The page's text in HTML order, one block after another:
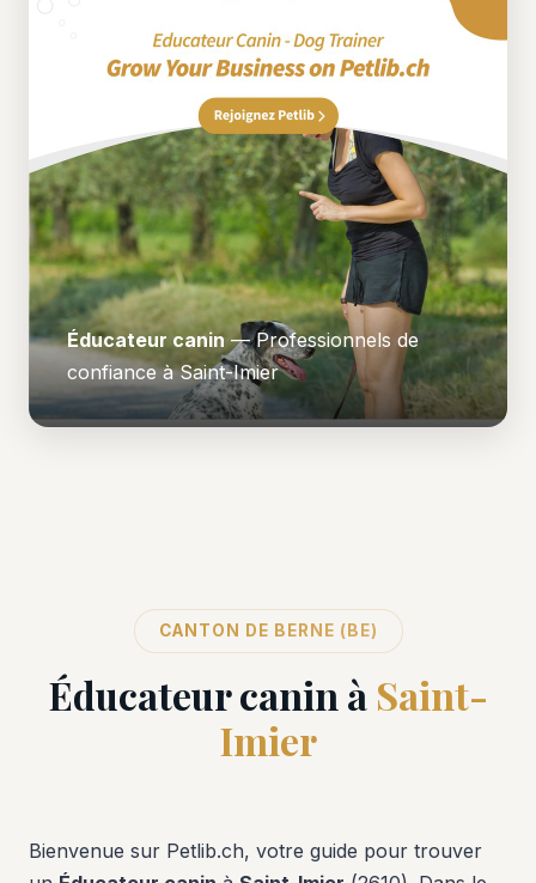
Éducateur canin — Professionnels de
confiance à Saint-Imier
CANTON DE BERNE (BE)
Éducateur canin à Saint-
Imier
Bienvenue sur Petlib.ch, votre guide pour trouver